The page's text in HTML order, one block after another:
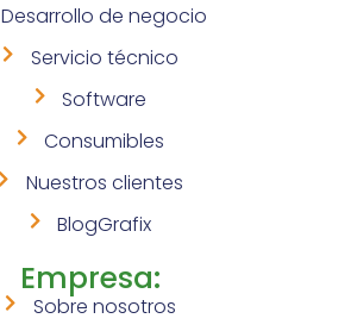
Desarrollo de negocio
Servicio técnico
Software
Consumibles
Nuestros clientes
BlogGrafix
Empresa:
Sobre nosotros